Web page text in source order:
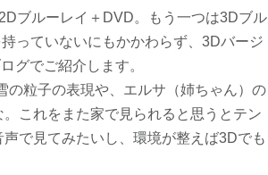
ブルーレイ＋DVD。もう一つは3Dブル
っていないにもかかわらず、3Dバージ
グでご紹介します。
の粒子の表現や、エルサ（姉ちゃん）の
これをまた家で見られると思うとテン
で見てみたいし、環境が整えば3Dでも